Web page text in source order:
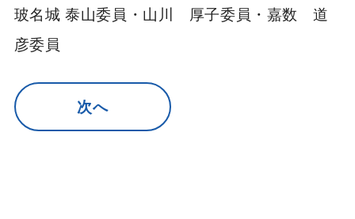
玻名城 泰山委員・山川 厚子委員・嘉数 道
彦委員
次へ